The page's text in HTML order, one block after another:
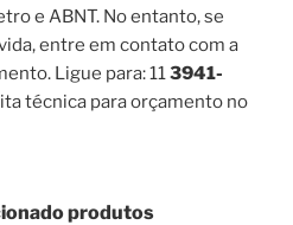
e ABNT. No entanto, se
entre em contato com a
Ligue para: 113941-
técnica para orçamento no
produtos